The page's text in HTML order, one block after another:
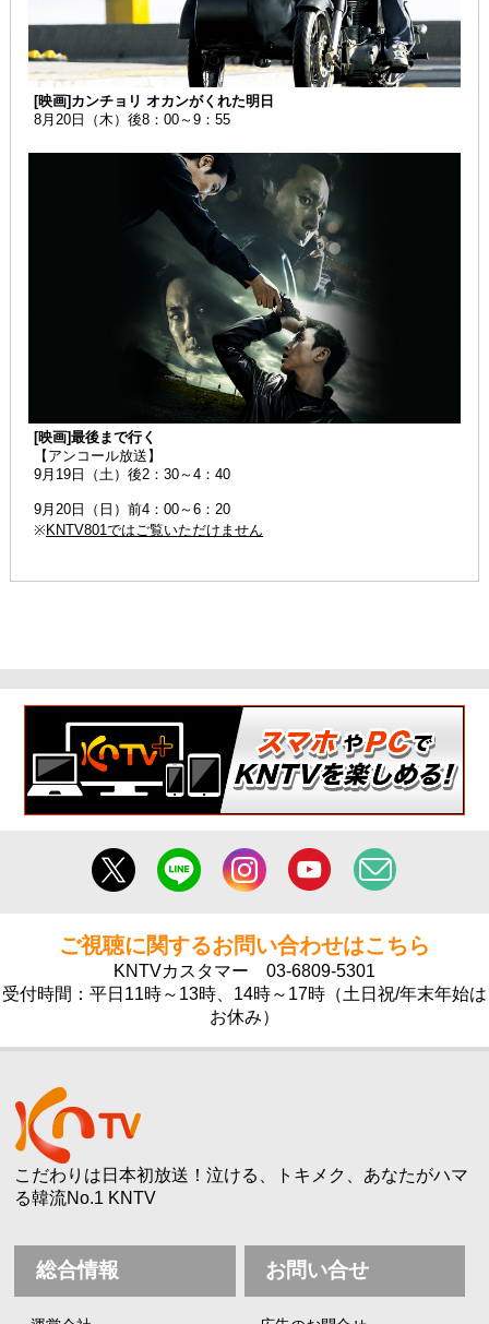
[映画]カンチョリ オカンがくれた明日
8月20日（木）後8：00～9：55
[映画]最後まで行く
【アンコール放送】
9月19日（土）後2：30～4：40
9月20日（日）前4：00～6：20
※ KNTV801ではご覧いただけません
ご視聴に関するお問い合わせはこちら
KNTVカスタマー 03-6809-5301
受付時間：平日11時～13時、14時～17時（土日祝/年末年始は
お休み）
こだわりは日本初放送！泣ける、トキメク、あなたがハマ
る韓流No.1 KNTV
総合情報 お問い合せ